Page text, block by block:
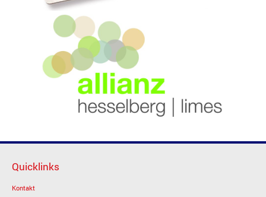
Quicklinks
Kontakt